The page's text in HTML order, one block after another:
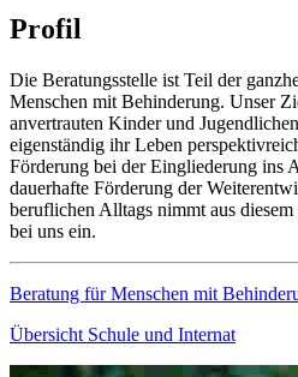
Profil
Die Beratungsstelle ist Teil der
Menschen mit Behinderung. Unser
anvertrauten Kinder und
eigenständig ihr Leben
Förderung bei der Eingliederung ins
dauerhafte Förderung der
beruflichen Alltags nimmt aus
bei uns ein.
Beratung für Menschen mit
Übersicht Schule und Internat